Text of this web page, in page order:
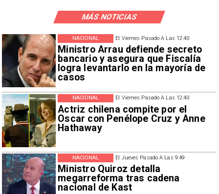
MÁS NOTICIAS
El Viernes Pasado A Las 12:40
Ministro Arrau defiende secreto
bancario y asegura que Fiscalía
logra levantarlo en la mayoría de
casos
NACIONAL
El Viernes Pasado A Las 12:40
Actriz chilena compite por el
Oscar con Penélope Cruz y Anne
Hathaway
NACIONAL
El Jueves Pasado A Las 9:49
Ministro Quiroz detalla
megarreforma tras cadena
nacional de Kast
NACIONAL